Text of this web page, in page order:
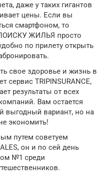
даже у таких гигантов
цены. Если вы
смартфоном, то
ЖИЛЬЯ просто
по прилету открыть
свое здоровье и жизнь в
сервис TRIPINSURANCE,
результаты от всех
Вам остается
выгодный вариант, но на
экономить!
путем советуем
он и по сей день
№1 среди